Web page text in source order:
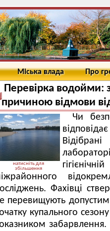
Міська влада Про
Перевірка водойми:
причиною відмови
натисніть для
збільшення
Чи
гігієнічній
Фахівці
перевищують
купального